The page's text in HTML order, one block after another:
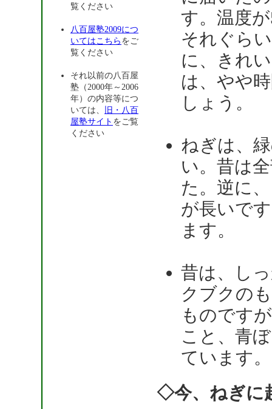
覧ください
八百屋塾2009につ
いてはこちら をご
覧ください
それ以前の八百屋
塾（2000年～2006
年）の内容等につ
いては、
旧・八百
屋塾サイト をご覧
ください
す。温度
それぐら
に、きれ
は、やや
しょう。
ねぎは、
い。昔は
た。逆に
が長いで
ます。
昔は、し
クブクの
ものです
こと、青
ています。
◇今、ねぎに